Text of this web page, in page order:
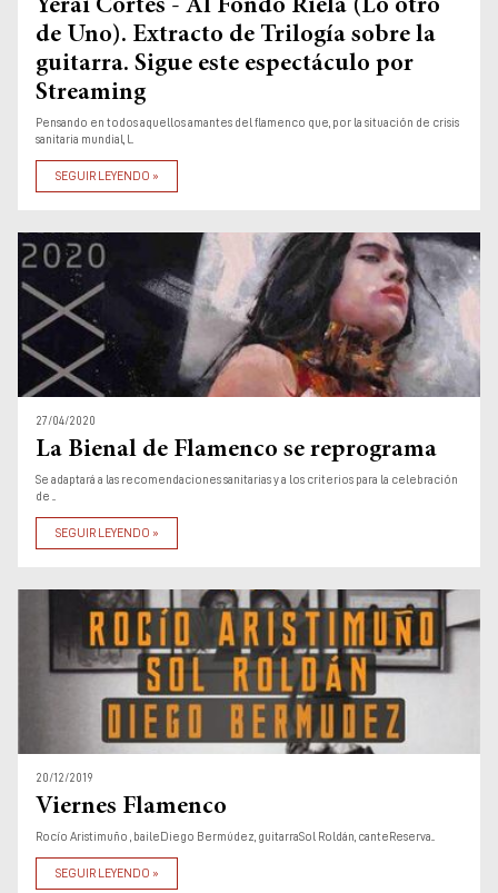
culturales
Teatros y salas
Festivales
Circuitos y rutas del
flamenco
Yerai Cortés - Al Fondo Riela (Lo otro
de Uno). Extracto de Trilogía sobre la
guitarra. Sigue este espectáculo por
Streaming
Pensando en todos aquellos amantes del flamenco que, por la situación de crisis
sanitaria mundial, l...
SEGUIR LEYENDO »
27/04/2020
La Bienal de Flamenco se reprograma
Se adaptará a las recomendaciones sanitarias y a los criterios para la celebración
de ...
SEGUIR LEYENDO »
20/12/2019
Viernes Flamenco
Rocío Aristimuño , baileDiego Bermúdez, guitarraSol Roldán, canteReserva...
SEGUIR LEYENDO »